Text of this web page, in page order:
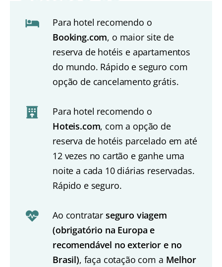
Para hotel recomendo o
Booking.com, o maior site de
reserva de hotéis e apartamentos
do mundo. Rápido e seguro com
opção de cancelamento grátis.
Para hotel recomendo o
Hoteis.com, com a opção de
reserva de hotéis parcelado em até
12 vezes no cartão e ganhe uma
noite a cada 10 diárias reservadas.
Rápido e seguro.
Ao contratar seguro viagem
(obrigatório na Europa e
recomendável no exterior e no
Brasil), faça cotação com a Melhor